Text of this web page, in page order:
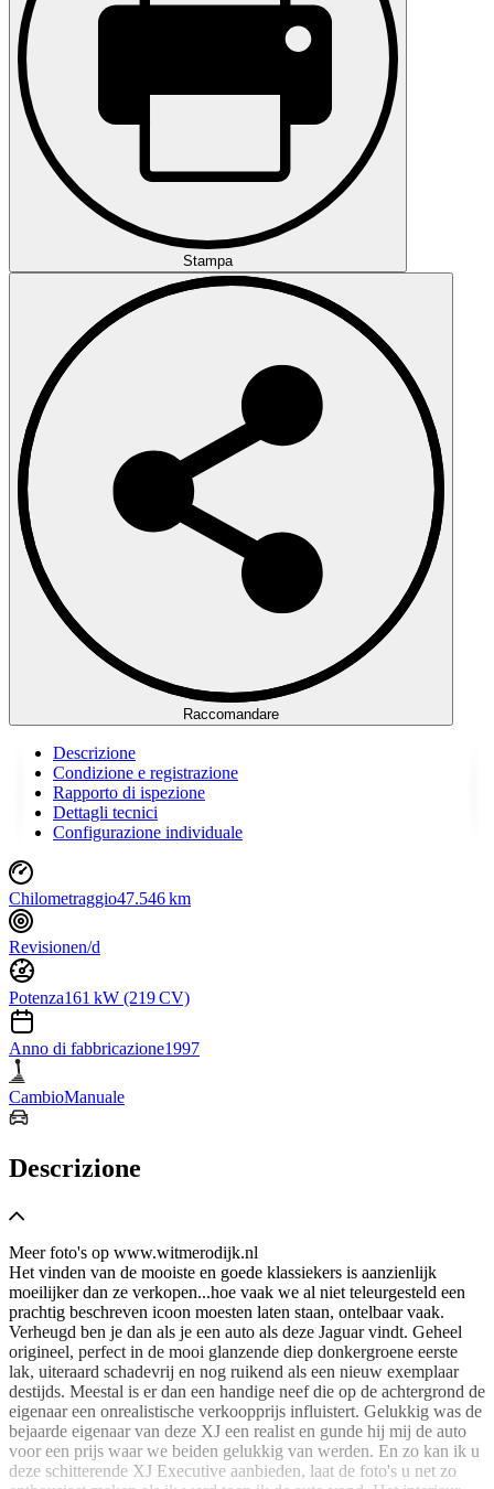
Stampa
Raccomandare
Descrizione
Condizione e registrazione
Rapporto di ispezione
Dettagli tecnici
Configurazione individuale
Chilometraggio47.546 km
Revisionen/d
Potenza161 kW (219 CV)
Anno di fabbricazione1997
CambioManuale
Descrizione
Meer foto's op www.witmerodijk.nl
Het vinden van de mooiste en goede klassiekers is aanzienlijk
moeilijker dan ze verkopen...hoe vaak we al niet teleurgesteld een
prachtig beschreven icoon moesten laten staan, ontelbaar vaak.
Verheugd ben je dan als je een auto als deze Jaguar vindt. Geheel
origineel, perfect in de mooi glanzende diep donkergroene eerste
lak, uiteraard schadevrij en nog ruikend als een nieuw exemplaar
destijds. Meestal is er dan een handige neef die op de achtergrond de
eigenaar een onrealistische verkoopprijs influistert. Gelukkig was de
bejaarde eigenaar van deze XJ een realist en gunde hij mij de auto
voor een prijs waar we beiden gelukkig van werden. En zo kan ik u
deze schitterende XJ Executive aanbieden, laat de foto's u net zo